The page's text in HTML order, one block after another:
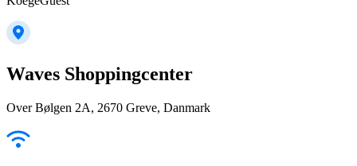
Waves Shoppingcenter
Over Bølgen 2A, 2670 Greve, Danmark